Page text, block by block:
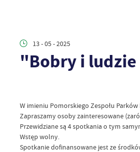
13 - 05 - 2025
"Bobry i
W imieniu Pomorskiego Zespołu
Zapraszamy osoby zainteresowane
Przewidziane są 4 spotkania o tym
Wstęp wolny.
Spotkanie dofinansowane jest ze